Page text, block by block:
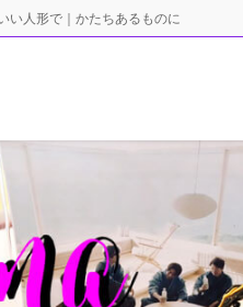
い人形で｜かたちあるものに